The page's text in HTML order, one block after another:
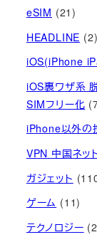
eSIM (21)
HEADLINE (2)
iOS(iPhone
iOS裏ワザ系
SIMフリー化
iPhone以外の
VPN 中国ネッ
ガジェット
ゲーム (11)
テクノロジー